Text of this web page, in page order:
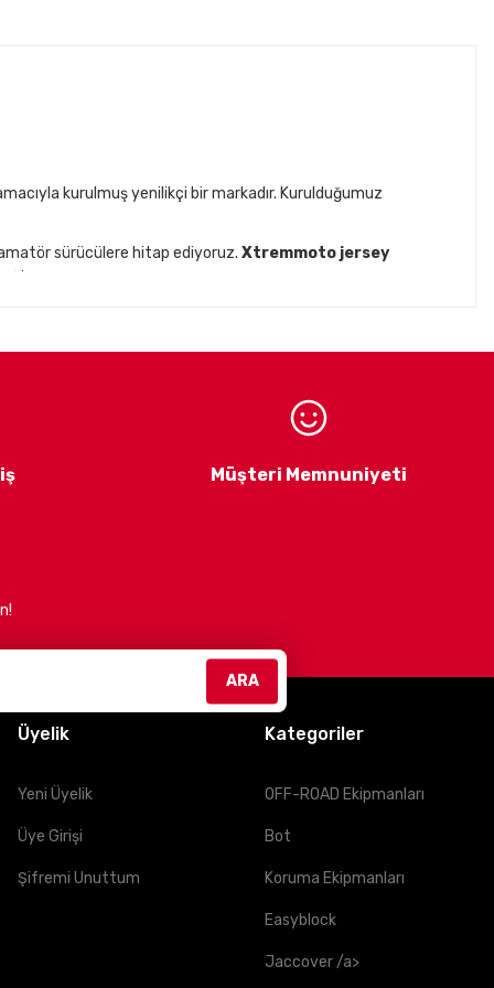
kurulmuş yenilikçi bir markadır. Kurulduğumuz
sürücülere hitap ediyoruz. Xtremmoto jersey
Güvenli, konforlu ve şık sürüşler için bizimle
Müşteri Memnuniyeti
ARA
Üyelik
Yeni Üyelik
Üye Girişi
Şifremi Unuttum
Kategoriler
OFF-ROAD Ekipmanları
Bot
Koruma Ekipmanları
Easyblock
Jaccover /a>